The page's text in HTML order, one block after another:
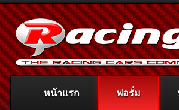
หน้าแรก ฟอรั่ม